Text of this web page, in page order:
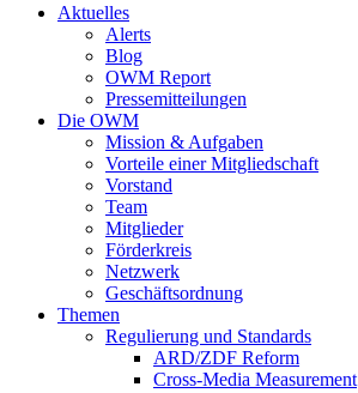
Aktuelles
Alerts
Blog
OWM Report
Pressemitteilungen
Die OWM
Mission & Aufgaben
Vorteile einer Mitgliedschaft
Vorstand
Team
Mitglieder
Förderkreis
Netzwerk
Geschäftsordnung
Themen
Regulierung und Standards
ARD/ZDF Reform
Cross-Media Measurement